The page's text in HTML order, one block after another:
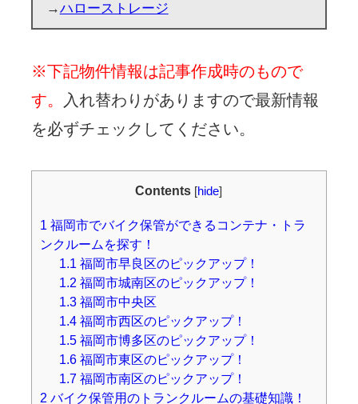
→ハローストレージ
※下記物件情報は記事作成時のもので
す。
入れ替わりがありますので最新情報
を必ずチェックしてください。
Contents [hide]
1 福岡市でバイク保管ができるコンテナ・トラ
ンクルームを探す！
1.1 福岡市早良区のピックアップ！
1.2 福岡市城南区のピックアップ！
1.3福岡市中央区
1.4福岡市西区のピックアップ！
1.5福岡市博多区のピックアップ！
1.6福岡市東区のピックアップ！
1.7福岡市南区のピックアップ！
2 バイク保管用のトランクルームの基礎知識！